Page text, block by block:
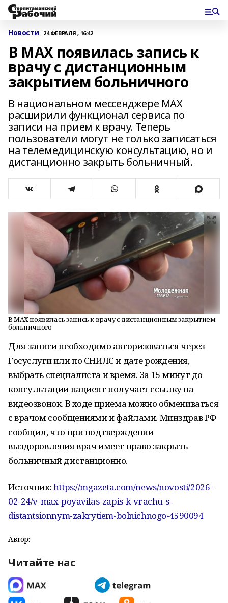
Новости 24 ФЕВРАЛЯ , 16:42
В MAX появилась запись к
врачу с дистанционным
закрытием больничного
В национальном мессенджере MAX
расширили функционал сервиса по
записи на прием к врачу. Теперь
пользователи могут не только записаться
на телемедицинскую консультацию, но и
дистанционно закрыть больничный.
В MAX появилась запись к врачу с дистанционным закрытием
больничного
Для записи необходимо авторизоваться через
Госуслуги или по СНИЛС и дате рождения,
выбрать специалиста и время. За 15 минут до
консультации пациент получает ссылку на
видеозвонок. В ходе приема можно обмениваться
с врачом сообщениями и файлами. Минздрав РФ
сообщил, что при подтверждении
выздоровления врач имеет право закрыть
больничный дистанционно.
Источник:https://mgazeta.com/news/novosti/2026-
02-24/v-max-poyavilas-zapis-k-vrachu-s-
distantsionnym-zakrytiem-bolnichnogo-4590094
Автор:
Читайте нас